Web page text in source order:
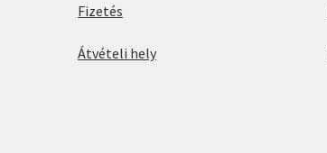
Fizetés
Átvételi hely